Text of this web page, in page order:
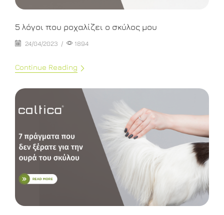
5 λόγοι που ροχαλίζει ο σκύλος μου
24/04/2023 / 1894
Continue Reading